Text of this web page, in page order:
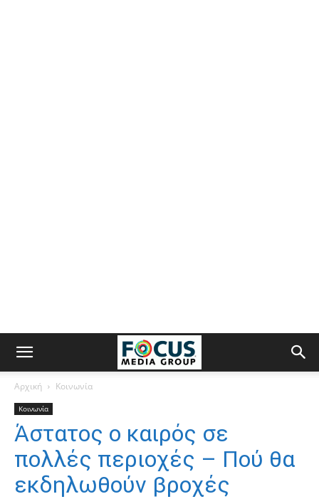
Αρχική Κοινωνία
Κοινωνία
Άστατος ο καιρός σε
πολλές περιοχές – Πού θα
εκδηλωθούν βροχές